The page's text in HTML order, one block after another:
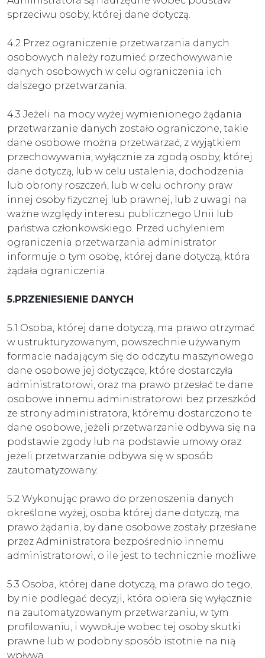
sprzeciwu osoby, której dane dotyczą.
4.2 Przez ograniczenie przetwarzania danych
osobowych należy rozumieć przechowywanie
danych osobowych w celu ograniczenia ich
dalszego przetwarzania.
4.3 Jeżeli na mocy wyżej wymienionego żądania
przetwarzanie danych zostało ograniczone, takie
dane osobowe można przetwarzać, z wyjątkiem
przechowywania, wyłącznie za zgodą osoby, której
dane dotyczą, lub w celu ustalenia, dochodzenia
lub obrony roszczeń, lub w celu ochrony praw
innej osoby fizycznej lub prawnej, lub z uwagi na
ważne względy interesu publicznego Unii lub
państwa członkowskiego. Przed uchyleniem
ograniczenia przetwarzania administrator
informuje o tym osobę, której dane dotyczą, która
żądała ograniczenia.
5.PRZENIESIENIE DANYCH
5.1 Osoba, której dane dotyczą, ma prawo otrzymać
w ustrukturyzowanym, powszechnie używanym
formacie nadającym się do odczytu maszynowego
dane osobowe jej dotyczące, które dostarczyła
administratorowi, oraz ma prawo przesłać te dane
osobowe innemu administratorowi bez przeszkód
ze strony administratora, któremu dostarczono te
dane osobowe, jeżeli przetwarzanie odbywa się na
podstawie zgody lub na podstawie umowy oraz
jeżeli przetwarzanie odbywa się w sposób
zautomatyzowany.
5.2 Wykonując prawo do przenoszenia danych
określone wyżej, osoba której dane dotyczą, ma
prawo żądania, by dane osobowe zostały przesłane
przez Administratora bezpośrednio innemu
administratorowi, o ile jest to technicznie możliwe.
5.3 Osoba, której dane dotyczą, ma prawo do tego,
by nie podlegać decyzji, która opiera się wyłącznie
na zautomatyzowanym przetwarzaniu, w tym
profilowaniu, i wywołuje wobec tej osoby skutki
prawne lub w podobny sposób istotnie na nią
wpływa.